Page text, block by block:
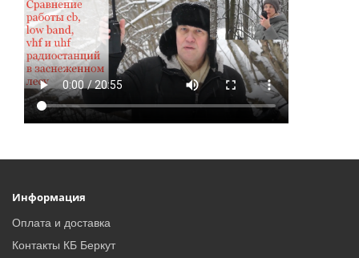
Информация
Оплата и доставка
Контакты КБ Беркут